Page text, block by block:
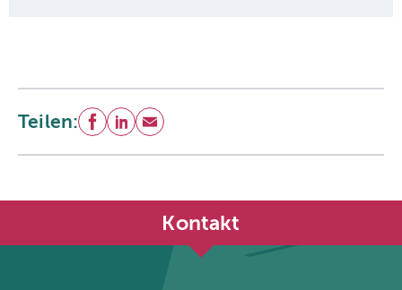
Teilen: Facebook
LinkedIn
E-Mail
Kontakt